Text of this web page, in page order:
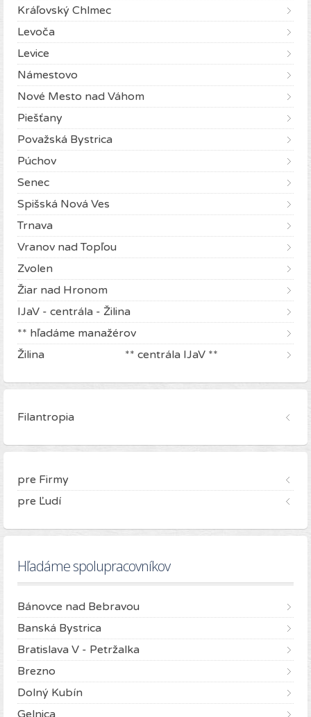
Kráľovský Chlmec
Levoča
Levice
Námestovo
Nové Mesto nad Váhom
Piešťany
Považská Bystrica
Púchov
Senec
Spišská Nová Ves
Trnava
Vranov nad Topľou
Zvolen
Žiar nad Hronom
IJaV - centrála - Žilina
** hľadáme manažérov
Žilina ** centrála IJaV **
Filantropia
pre Firmy
pre Ľudí
Hľadáme spolupracovníkov
Bánovce nad Bebravou
Banská Bystrica
Bratislava V - Petržalka
Brezno
Dolný Kubín